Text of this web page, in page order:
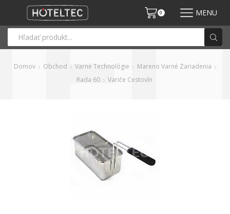
0 MENU
Domov Obchod Varné Technológie
Mareno Varné Zariadenia
Rada 60
Variče Cestovín